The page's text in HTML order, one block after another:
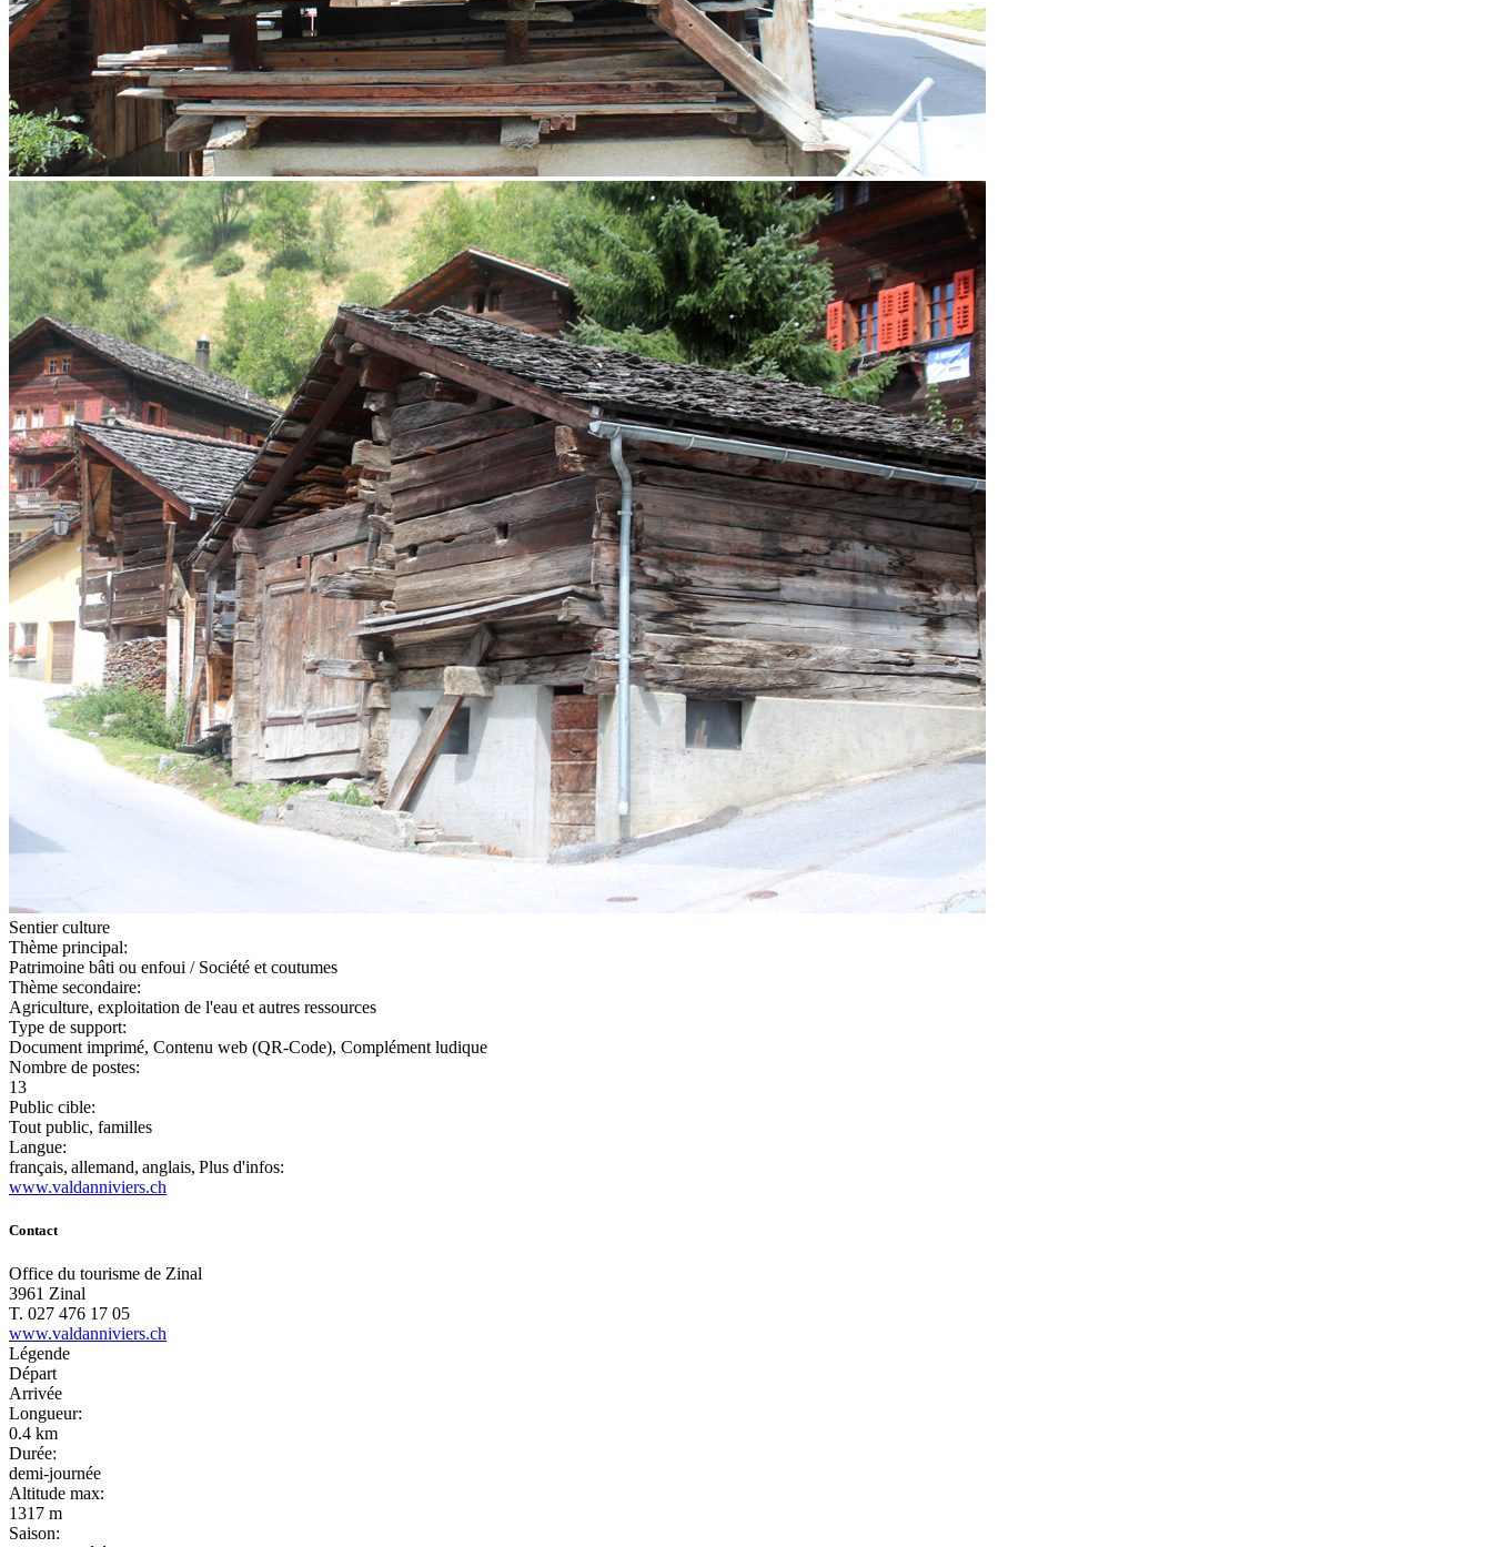
Sentier culture
Thème principal:
Patrimoine bâti ou enfoui / Société et coutumes
Thème secondaire:
Agriculture, exploitation de l'eau et autres ressources
Type de support:
Document imprimé, Contenu web (QR-Code), Complément ludique
Nombre de postes:
13
Public cible:
Tout public, familles
Langue:
français, allemand, anglais, Plus d'infos:
www.valdanniviers.ch
Contact
Office du tourisme de Zinal
3961 Zinal
T. 027 476 17 05
www.valdanniviers.ch
Légende
Départ
Arrivée
Longueur:
0.4 km
Durée:
demi-journée
Altitude max:
1317 m
Saison: